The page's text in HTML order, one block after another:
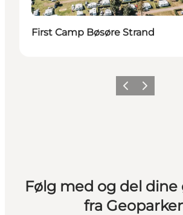
First Camp Bøsøre Strand
ForrigeNæste
Følg med og del dine
fra